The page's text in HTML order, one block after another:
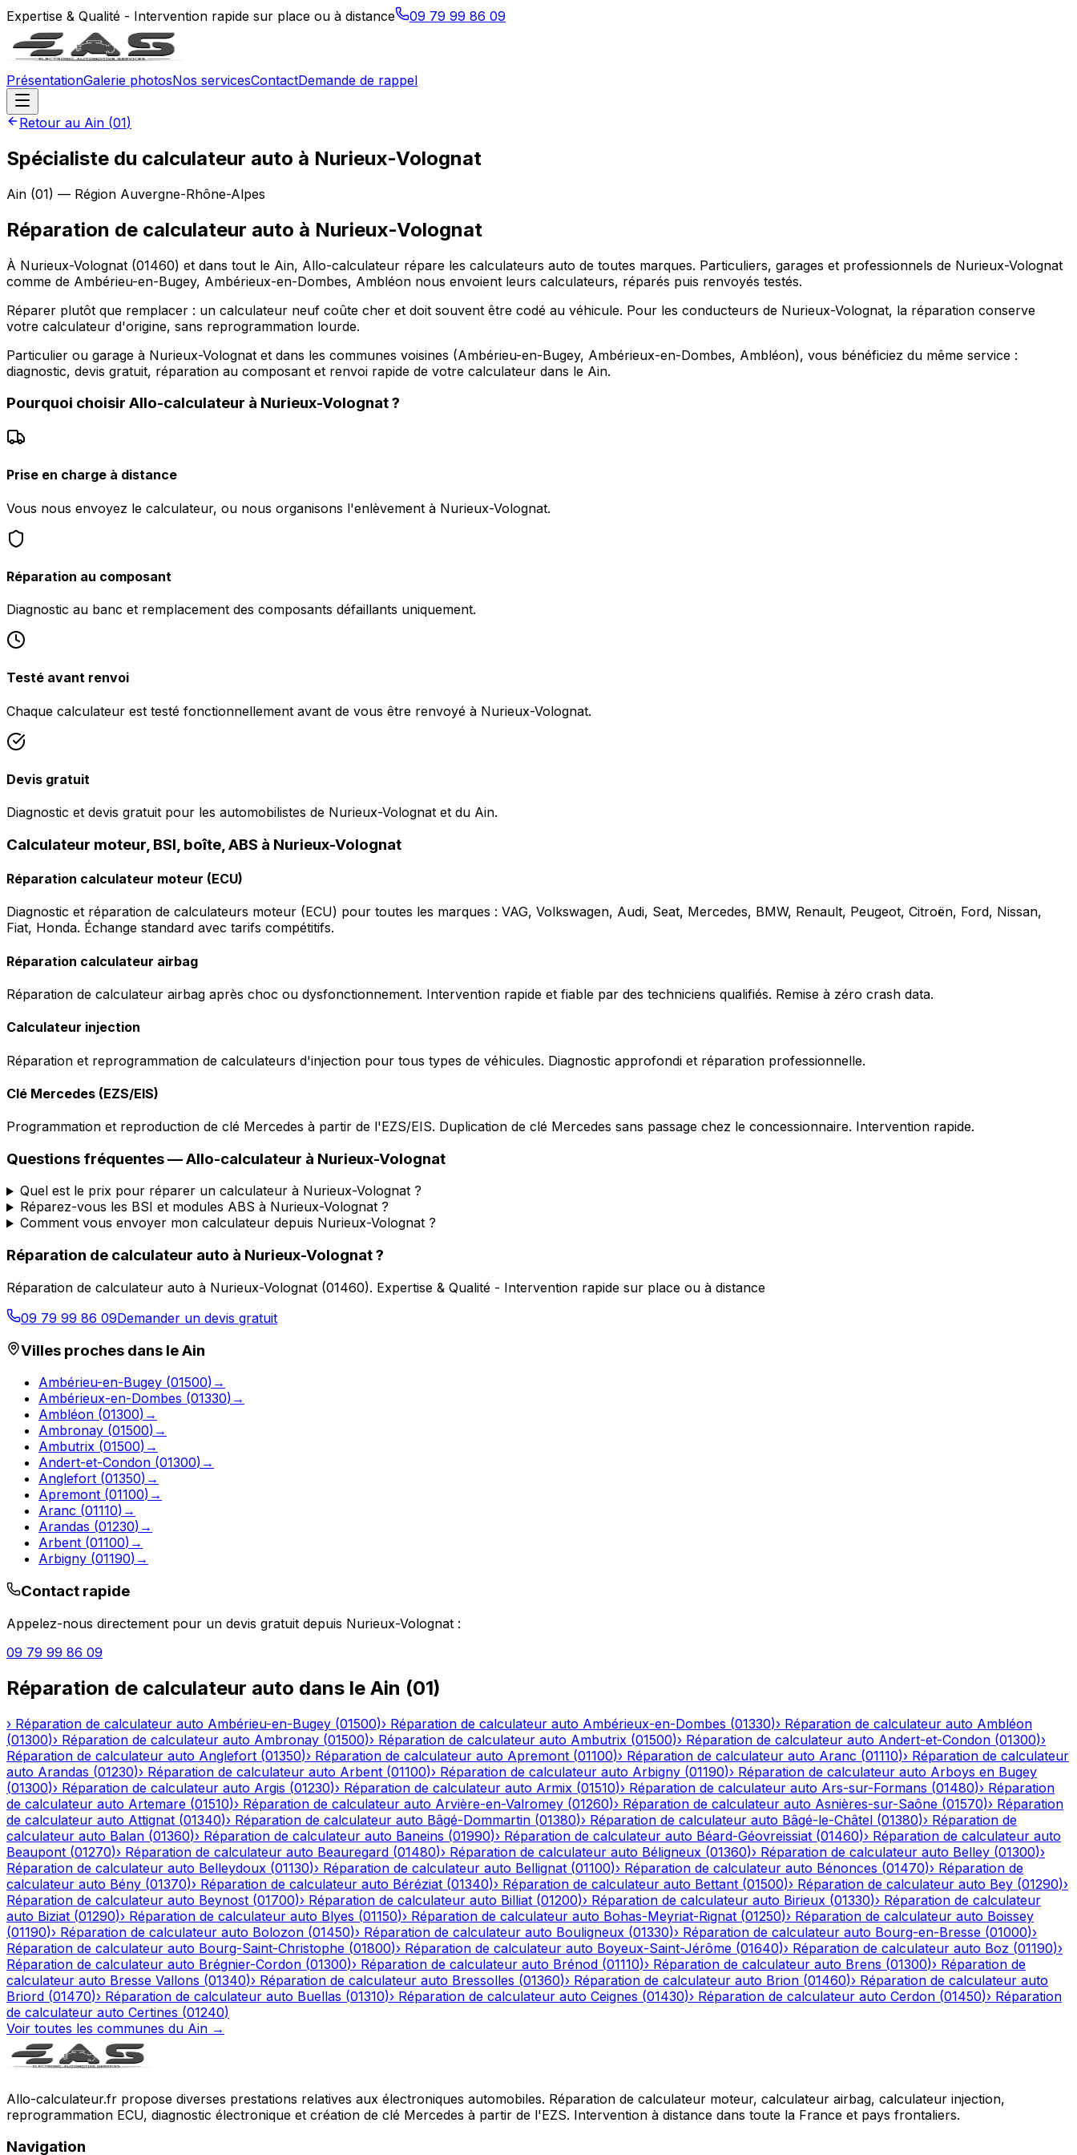
Expertise & Qualité - Intervention rapide sur place ou à distance 09 79 99 86 09
PrésentationGalerie photosNos servicesContactDemande de rappel
Retour au Ain (01)
Spécialiste du calculateur auto à Nurieux-Volognat
Ain (01) — Région Auvergne-Rhône-Alpes
Réparation de calculateur auto à Nurieux-Volognat
À Nurieux-Volognat (01460) et dans tout le Ain, Allo-calculateur répare les calculateurs auto de toutes marques. Particuliers, garages et professionnels de Nurieux-Volognat
comme de Ambérieu-en-Bugey, Ambérieux-en-Dombes, Ambléon nous envoient leurs calculateurs, réparés puis renvoyés testés.
Réparer plutôt que remplacer : un calculateur neuf coûte cher et doit souvent être codé au véhicule. Pour les conducteurs de Nurieux-Volognat, la réparation conserve
votre calculateur d'origine, sans reprogrammation lourde.
Particulier ou garage à Nurieux-Volognat et dans les communes voisines (Ambérieu-en-Bugey, Ambérieux-en-Dombes, Ambléon), vous bénéficiez du même service :
diagnostic, devis gratuit, réparation au composant et renvoi rapide de votre calculateur dans le Ain.
Pourquoi choisir Allo-calculateur à Nurieux-Volognat?
Prise en charge à distance
Vous nous envoyez le calculateur, ou nous organisons l'enlèvement à Nurieux-Volognat.
Réparation au composant
Diagnostic au banc et remplacement des composants défaillants uniquement.
Testé avant renvoi
Chaque calculateur est testé fonctionnellement avant de vous être renvoyé à Nurieux-Volognat.
Devis gratuit
Diagnostic et devis gratuit pour les automobilistes de Nurieux-Volognat et du Ain.
Calculateur moteur, BSI, boîte, ABS à Nurieux-Volognat
Réparation calculateur moteur (ECU)
Diagnostic et réparation de calculateurs moteur (ECU) pour toutes les marques : VAG, Volkswagen, Audi, Seat, Mercedes, BMW, Renault, Peugeot, Citroën, Ford, Nissan,
Fiat, Honda. Échange standard avec tarifs compétitifs.
Réparation calculateur airbag
Réparation de calculateur airbag après choc ou dysfonctionnement. Intervention rapide et fiable par des techniciens qualifiés. Remise à zéro crash data.
Calculateur injection
Réparation et reprogrammation de calculateurs d'injection pour tous types de véhicules. Diagnostic approfondi et réparation professionnelle.
Clé Mercedes (EZS/EIS)
Programmation et reproduction de clé Mercedes à partir de l'EZS/EIS. Duplication de clé Mercedes sans passage chez le concessionnaire. Intervention rapide.
Questions fréquentes —Allo-calculateur à Nurieux-Volognat
Quel est le prix pour réparer un calculateur à Nurieux-Volognat ?
Réparez-vous les BSI et modules ABS à Nurieux-Volognat ?
Comment vous envoyer mon calculateur depuis Nurieux-Volognat ?
Réparation de calculateur auto à Nurieux-Volognat?
Réparation de calculateur auto à Nurieux-Volognat (01460). Expertise & Qualité - Intervention rapide sur place ou à distance
09 79 99 86 09Demander un devis gratuit
Villes proches dans leAin
Ambérieu-en-Bugey (01500) →
Ambérieux-en-Dombes (01330) →
Ambléon (01300) →
Ambronay (01500) →
Ambutrix (01500) →
Andert-et-Condon (01300) →
Anglefort (01350) →
Apremont (01100) →
Aranc (01110) →
Arandas (01230) →
Arbent (01100) →
Arbigny (01190) →
Contact rapide
Appelez-nous directement pour un devis gratuit depuis Nurieux-Volognat :
09 79 99 86 09
Réparation de calculateur auto dans le Ain (01)
› Réparation de calculateur auto Ambérieu-en-Bugey (01500)› Réparation de calculateur auto Ambérieux-en-Dombes (01330)› Réparation de calculateur auto Ambléon
(01300)› Réparation de calculateur auto Ambronay (01500)› Réparation de calculateur auto Ambutrix (01500)› Réparation de calculateur auto Andert-et-Condon (01300)›
Réparation de calculateur auto Anglefort (01350)› Réparation de calculateur auto Apremont (01100)› Réparation de calculateur auto Aranc (01110)› Réparation de calculateur
auto Arandas (01230)› Réparation de calculateur auto Arbent (01100)› Réparation de calculateur auto Arbigny (01190)› Réparation de calculateur auto Arboys en Bugey
(01300)› Réparation de calculateur auto Argis (01230)› Réparation de calculateur auto Armix (01510)› Réparation de calculateur auto Ars-sur-Formans (01480)› Réparation
de calculateur auto Artemare (01510)› Réparation de calculateur auto Arvière-en-Valromey (01260)› Réparation de calculateur auto Asnières-sur-Saône (01570)› Réparation
de calculateur auto Attignat (01340)› Réparation de calculateur auto Bâgé-Dommartin (01380)› Réparation de calculateur auto Bâgé-le-Châtel (01380)› Réparation de
calculateur auto Balan (01360)› Réparation de calculateur auto Baneins (01990)› Réparation de calculateur auto Béard-Géovreissiat (01460)› Réparation de calculateur auto
Beaupont (01270)› Réparation de calculateur auto Beauregard (01480)› Réparation de calculateur auto Béligneux (01360)› Réparation de calculateur auto Belley (01300)›
Réparation de calculateur auto Belleydoux (01130)› Réparation de calculateur auto Bellignat (01100)› Réparation de calculateur auto Bénonces (01470)› Réparation de
calculateur auto Bény (01370)› Réparation de calculateur auto Béréziat (01340)› Réparation de calculateur auto Bettant (01500)› Réparation de calculateur auto Bey (01290)›
Réparation de calculateur auto Beynost (01700)› Réparation de calculateur auto Billiat (01200)› Réparation de calculateur auto Birieux (01330)› Réparation de calculateur
auto Biziat (01290)› Réparation de calculateur auto Blyes (01150)› Réparation de calculateur auto Bohas-Meyriat-Rignat (01250)› Réparation de calculateur auto Boissey
(01190)› Réparation de calculateur auto Bolozon (01450)› Réparation de calculateur auto Bouligneux (01330)› Réparation de calculateur auto Bourg-en-Bresse (01000)›
Réparation de calculateur auto Bourg-Saint-Christophe (01800)› Réparation de calculateur auto Boyeux-Saint-Jérôme (01640)› Réparation de calculateur auto Boz (01190)›
Réparation de calculateur auto Brégnier-Cordon (01300)› Réparation de calculateur auto Brénod (01110)› Réparation de calculateur auto Brens (01300)› Réparation de
calculateur auto Bresse Vallons (01340)› Réparation de calculateur auto Bressolles (01360)› Réparation de calculateur auto Brion (01460)› Réparation de calculateur auto
Briord (01470)› Réparation de calculateur auto Buellas (01310)› Réparation de calculateur auto Ceignes (01430)› Réparation de calculateur auto Cerdon (01450)› Réparation
de calculateur auto Certines (01240)
Voir toutes les communes du Ain →
Allo-calculateur.fr propose diverses prestations relatives aux électroniques automobiles. Réparation de calculateur moteur, calculateur airbag, calculateur injection,
reprogrammation ECU, diagnostic électronique et création de clé Mercedes à partir de l'EZS. Intervention à distance dans toute la France et pays frontaliers.
Navigation